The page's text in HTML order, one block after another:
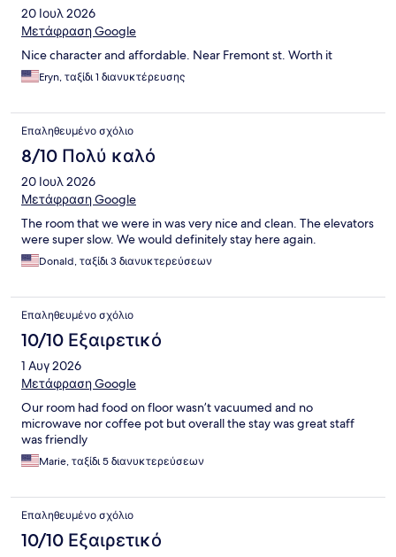
20 Ιουλ 2026
Μετάφραση Google
Nice character and affordable. Near Fremont st. Worth it
Eryn, ταξίδι 1 διανυκτέρευσης
Επαληθευμένο σχόλιο
8/10 Πολύ καλό
20 Ιουλ 2026
Μετάφραση Google
The room that we were in was very nice and clean. The elevators
were super slow. We would definitely stay here again.
Donald, ταξίδι 3 διανυκτερεύσεων
Επαληθευμένο σχόλιο
10/10 Εξαιρετικό
1 Αυγ 2026
Μετάφραση Google
Our room had food on floor wasn’t vacuumed and no
microwave nor coffee pot but overall the stay was great staff
was friendly
Marie, ταξίδι 5 διανυκτερεύσεων
Επαληθευμένο σχόλιο
10/10 Εξαιρετικό